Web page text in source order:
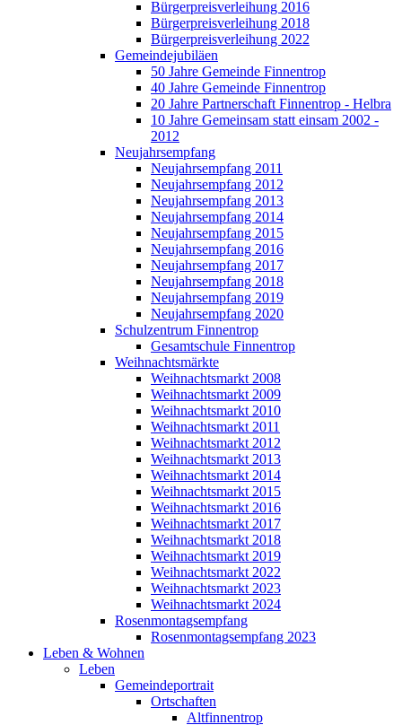
Bürgerpreisverleihung 2016
Bürgerpreisverleihung 2018
Bürgerpreisverleihung 2022
Gemeindejubiläen
50 Jahre Gemeinde Finnentrop
40 Jahre Gemeinde Finnentrop
20 Jahre Partnerschaft Finnentrop - Helbra
10 Jahre Gemeinsam statt einsam 2002 -
2012
Neujahrsempfang
Neujahrsempfang 2011
Neujahrsempfang 2012
Neujahrsempfang 2013
Neujahrsempfang 2014
Neujahrsempfang 2015
Neujahrsempfang 2016
Neujahrsempfang 2017
Neujahrsempfang 2018
Neujahrsempfang 2019
Neujahrsempfang 2020
Schulzentrum Finnentrop
Gesamtschule Finnentrop
Weihnachtsmärkte
Weihnachtsmarkt 2008
Weihnachtsmarkt 2009
Weihnachtsmarkt 2010
Weihnachtsmarkt 2011
Weihnachtsmarkt 2012
Weihnachtsmarkt 2013
Weihnachtsmarkt 2014
Weihnachtsmarkt 2015
Weihnachtsmarkt 2016
Weihnachtsmarkt 2017
Weihnachtsmarkt 2018
Weihnachtsmarkt 2019
Weihnachtsmarkt 2022
Weihnachtsmarkt 2023
Weihnachtsmarkt 2024
Rosenmontagsempfang
Rosenmontagsempfang 2023
Leben & Wohnen
Leben
Gemeindeportrait
Ortschaften
Altfinnentrop